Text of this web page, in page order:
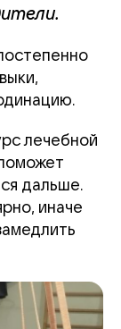
лечебной
дальше.
иначе